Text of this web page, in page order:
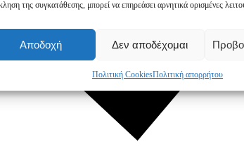
της συγκατάθεσης, μπορεί να επηρεάσει αρνητικά ορισμένες
Αποδοχή Δεν αποδέχομαι
Πολιτική CookiesΠολιτική απορρήτου